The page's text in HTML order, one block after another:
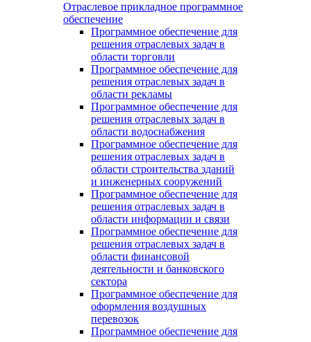
Отраслевое прикладное программное
обеспечение
Программное обеспечение для
решения отраслевых задач в
области торговли
Программное обеспечение для
решения отраслевых задач в
области рекламы
Программное обеспечение для
решения отраслевых задач в
области водоснабжения
Программное обеспечение для
решения отраслевых задач в
области строительства зданий
и инженерных сооружений
Программное обеспечение для
решения отраслевых задач в
области информации и связи
Программное обеспечение для
решения отраслевых задач в
области финансовой
деятельности и банковского
сектора
Программное обеспечение для
оформления воздушных
перевозок
Программное обеспечение для